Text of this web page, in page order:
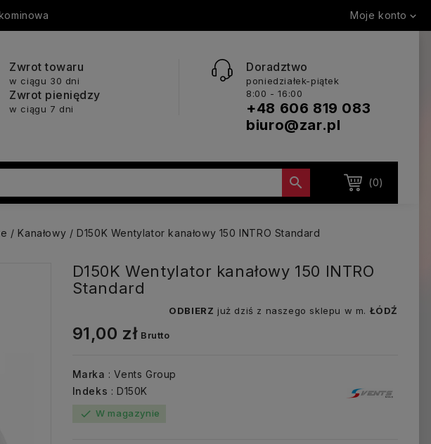
Moje konto 
Zwrot towaru
w ciągu 30 dni
Zwrot pieniędzy
w ciągu 7 dni
Doradztwo
poniedziałek-piątek
8:00 - 16:00
+48 606 819 083
biuro@zar.pl
(0)

Kanałowy D150K Wentylator kanałowy 150 INTRO Standard
D150K Wentylator kanałowy 150 INTRO
Standard
ODBIERZ już dziś z naszego sklepu w m. ŁÓDŹ
91,00 zł Brutto
Marka : Vents Group
Indeks : D150K
check W magazynie